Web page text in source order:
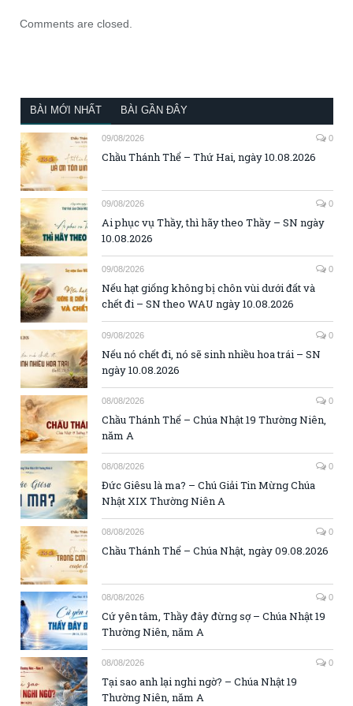
Comments are closed.
BÀI MỚI NHẤT BÀI GẦN ĐÂY
09/08/2026 0
Chầu Thánh Thể – Thứ Hai, ngày 10.08.2026
09/08/2026 0
Ai phục vụ Thầy, thì hãy theo Thầy – SN ngày
10.08.2026
09/08/2026 0
Nếu hạt giống không bị chôn vùi dưới đất và
chết đi – SN theo WAU ngày 10.08.2026
09/08/2026 0
Nếu nó chết đi, nó sẽ sinh nhiều hoa trái – SN
ngày 10.08.2026
08/08/2026 0
Chầu Thánh Thể – Chúa Nhật 19 Thường Niên,
năm A
08/08/2026 0
Đức Giêsu là ma? – Chú Giải Tin Mừng Chúa
Nhật XIX Thường Niên A
08/08/2026 0
Chầu Thánh Thể – Chúa Nhật, ngày 09.08.2026
08/08/2026 0
Cứ yên tâm, Thầy đây đừng sợ – Chúa Nhật 19
Thường Niên, năm A
08/08/2026 0
Tại sao anh lại nghi ngờ? – Chúa Nhật 19
Thường Niên, năm A